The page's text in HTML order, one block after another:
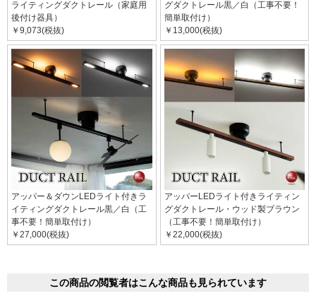
ライティングダクトレール（家庭用
後付け器具）
￥9,073(税抜)
グダクトレール黒／白（工事不要！
簡単取付け）
￥13,000(税抜)
アッパー＆ダウンLEDライト付きラ
イティングダクトレール黒／白（工
事不要！簡単取付け）
￥27,000(税抜)
アッパーLEDライト付きライティン
グダクトレール・ウッド製ブラウン
（工事不要！簡単取付け）
￥22,000(税抜)
この商品の閲覧者はこんな商品も見られています